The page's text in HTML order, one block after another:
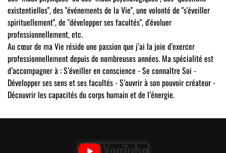
existentielles", des "événements de la Vie", une volonté de "s'éveiller
spirituellement", de "développer ses facultés", d'évoluer
professionnellement, etc.
Au cœur de ma Vie réside une passion que j’ai la joie d’exercer
professionnellement depuis de nombreuses années. Ma spécialité est
d’accompagner à : S’éveiller en conscience - Se connaître Soi -
Développer ses sens et ses facultés - S’ouvrir à son pouvoir créateur -
Découvrir les capacités du corps humain et de l’énergie.